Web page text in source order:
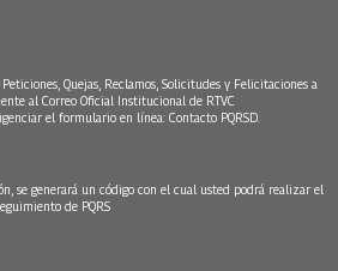
Quejas, Reclamos, Solicitudes y Felicitaciones a
al Correo Oficial Institucional de RTVC
el formulario en línea: Contacto PQRSD.
se generará un código con el cual usted podrá realizar el
de PQRS